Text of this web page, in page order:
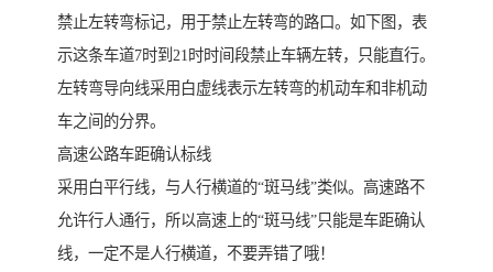
禁止左转弯标记，用于禁止左转弯的路口。如下图，表
示这条车道7时到21时时间段禁止车辆左转，只能直行。
左转弯导向线采用白虚线表示左转弯的机动车和非机动
车之间的分界。
高速公路车距确认标线
采用白平行线，与人行横道的“斑马线”类似。高速路不
允许行人通行，所以高速上的“斑马线”只能是车距确认
线，一定不是人行横道，不要弄错了哦！